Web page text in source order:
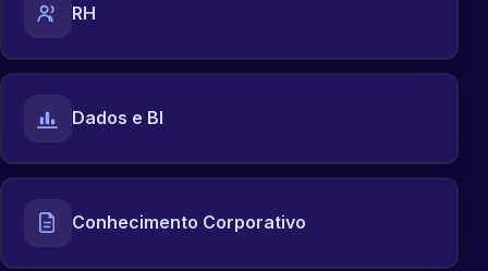
RH
Dados e BI
Conhecimento Corporativo